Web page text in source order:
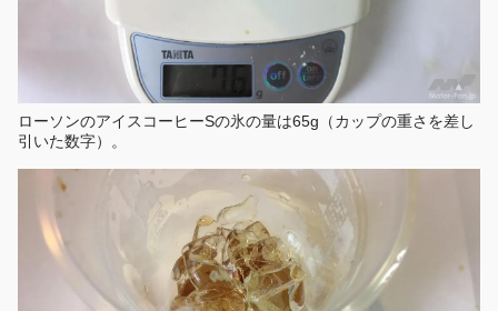
ローソンのアイスコーヒーSの氷の量は65g（カップの重さを差し
引いた数字）。